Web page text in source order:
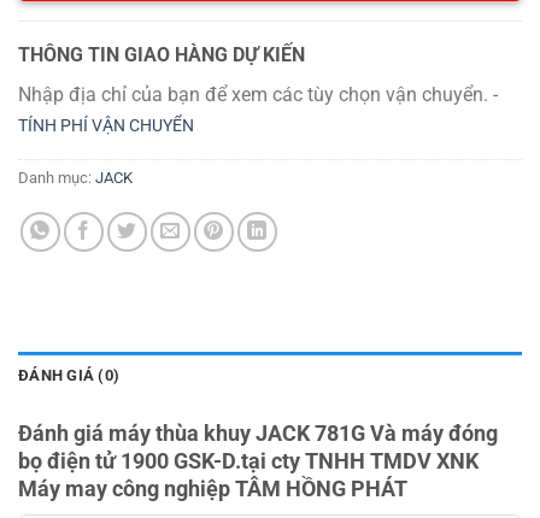
THÔNG TIN GIAO HÀNG DỰ KIẾN
Nhập địa chỉ của bạn để xem các tùy chọn vận chuyển. -
TÍNH PHÍ VẬN CHUYỂN
Danh mục: JACK
ĐÁNH GIÁ (0)
Đánh giá máy thùa khuy JACK 781G Và máy đóng
bọ điện tử 1900 GSK-D.tại cty TNHH TMDV XNK
Máy may công nghiệp TÂM HỒNG PHÁT